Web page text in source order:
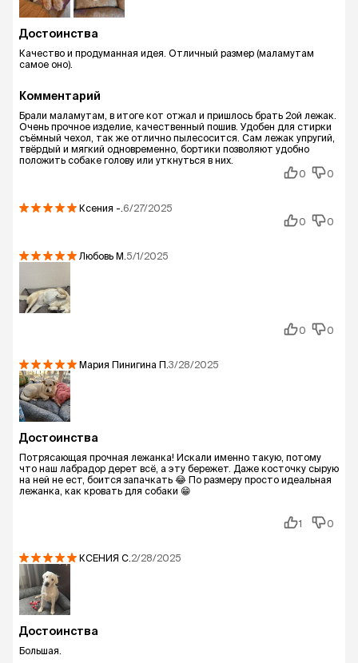
Достоинства
Качество и продуманная идея. Отличный размер (маламутам
самое оно).
Комментарий
Брали маламутам, в итоге кот отжал и пришлось брать 2ой лежак.
Очень прочное изделие, качественный пошив. Удобен для стирки
съёмный чехол, так же отлично пылесосится. Сам лежак упругий,
твёрдый и мягкий одновременно, бортики позволяют удобно
положить собаке голову или уткнуться в них.
0
0
Ксения -. 6/27/2025
0
0
Любовь М. 5/1/2025
0 0
Мария Пинигина П. 3/28/2025
Достоинства
Потрясающая прочная лежанка! Искали именно такую, потому
что наш лабрадор дерет всё, а эту бережет. Даже косточку сырую
на ней не ест, боится запачкать 😂 По размеру просто идеальная
лежанка, как кровать для собаки 😁
1 0
КСЕНИЯ С. 2/28/2025
Достоинства
Большая.